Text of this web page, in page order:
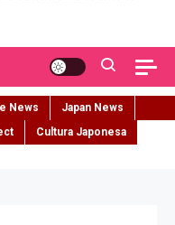
News
Japan News
Cultura Japonesa